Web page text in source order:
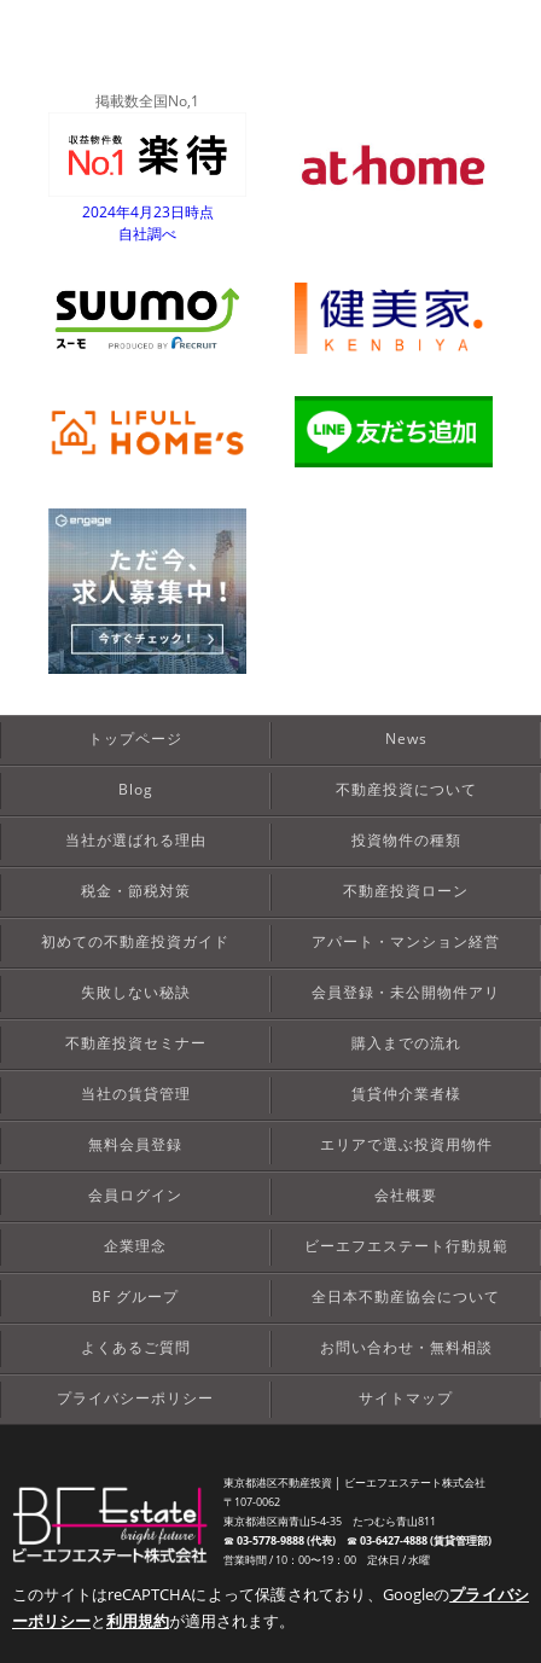
掲載数全国No,1
2024年4月23日時点
自社調べ
トップページ News
Blog 不動産投資について
当社が選ばれる理由 投資物件の種類
税金・節税対策 不動産投資ローン
初めての不動産投資ガイド アパート・マンション経営
失敗しない秘訣 会員登録・未公開物件アリ
不動産投資セミナー 購入までの流れ
当社の賃貸管理 賃貸仲介業者様
無料会員登録 エリアで選ぶ投資用物件
会員ログイン 会社概要
企業理念 ビーエフエステート行動規範
BF グループ 全日本不動産協会について
よくあるご質問 お問い合わせ・無料相談
プライバシーポリシー サイトマップ
東京都港区不動産投資 │ ビーエフエステート株式会社
〒107-0062
東京都港区南青山5-4-35 たつむら青山811
☎︎03-5778-9888 (代表)☎︎03-6427-4888 (賃貸管理部)
営業時間 / 10：00〜19：00 定休日 / 水曜
このサイトはreCAPTCHAによって保護されており、Googleのプライバシ
ーポリシーと利用規約が適用されます。